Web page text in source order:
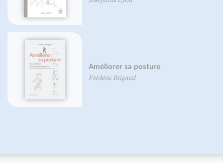
d'appui avant-pied - nouvelle
édition
Frédéric Brigaud